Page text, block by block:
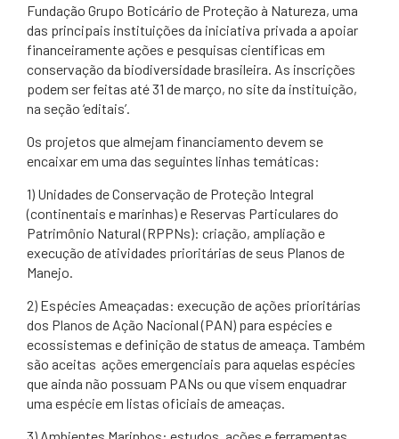
Fundação Grupo Boticário de Proteção à Natureza, uma
das principais instituições da iniciativa privada a apoiar
financeiramente ações e pesquisas científicas em
conservação da biodiversidade brasileira. As inscrições
podem ser feitas até 31 de março, no site da instituição,
na seção ‘editais’.
Os projetos que almejam financiamento devem se
encaixar em uma das seguintes linhas temáticas:
1) Unidades de Conservação de Proteção Integral
(continentais e marinhas) e Reservas Particulares do
Patrimônio Natural (RPPNs): criação, ampliação e
execução de atividades prioritárias de seus Planos de
Manejo.
2) Espécies Ameaçadas: execução de ações prioritárias
dos Planos de Ação Nacional (PAN) para espécies e
ecossistemas e definição de status de ameaça. Também
são aceitas ações emergenciais para aquelas espécies
que ainda não possuam PANs ou que visem enquadrar
uma espécie em listas oficiais de ameaças.